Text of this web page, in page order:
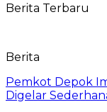
Berita Terbaru
Berita
Pemkot Depok
Digelar